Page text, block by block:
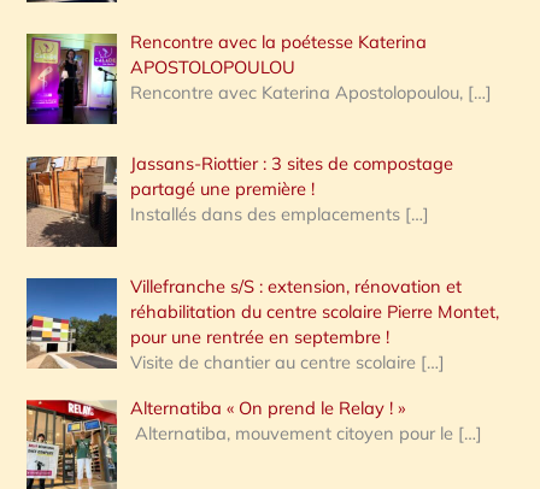
Rencontre avec la poétesse Katerina
APOSTOLOPOULOU
Rencontre avec Katerina Apostolopoulou, […]
Jassans-Riottier : 3 sites de compostage
partagé une première !
Installés dans des emplacements […]
Villefranche s/S : extension, rénovation et
réhabilitation du centre scolaire Pierre Montet,
pour une rentrée en septembre !
Visite de chantier au centre scolaire […]
Alternatiba « On prend le Relay ! »
Alternatiba, mouvement citoyen pour le […]